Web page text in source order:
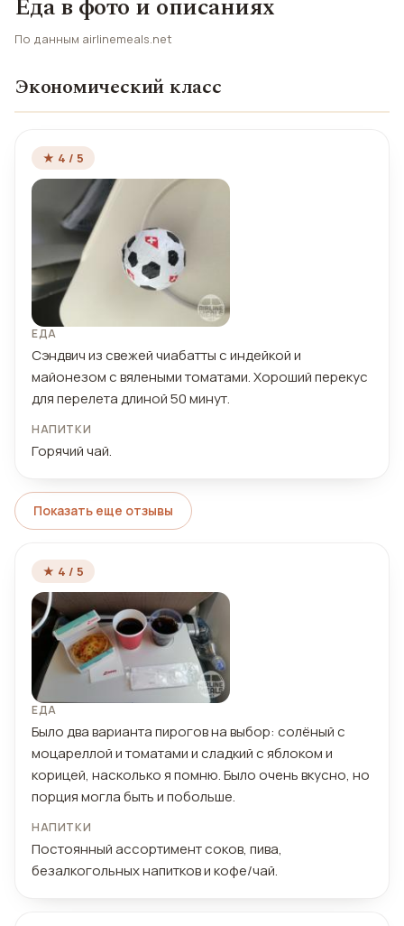
Еда в фото и описаниях
По данным airlinemeals.net
Экономический класс
★ 4 / 5
ЕДА
Сэндвич из свежей чиабатты с индейкой и
майонезом с вялеными томатами. Хороший перекус
для перелета длиной 50 минут.
НАПИТКИ
Горячий чай.
Показать еще отзывы
★ 4 / 5
ЕДА
Было два варианта пирогов на выбор: солёный с
моцареллой и томатами и сладкий с яблоком и
корицей, насколько я помню. Было очень вкусно, но
порция могла быть и побольше.
НАПИТКИ
Постоянный ассортимент соков, пива,
безалкогольных напитков и кофе/чай.